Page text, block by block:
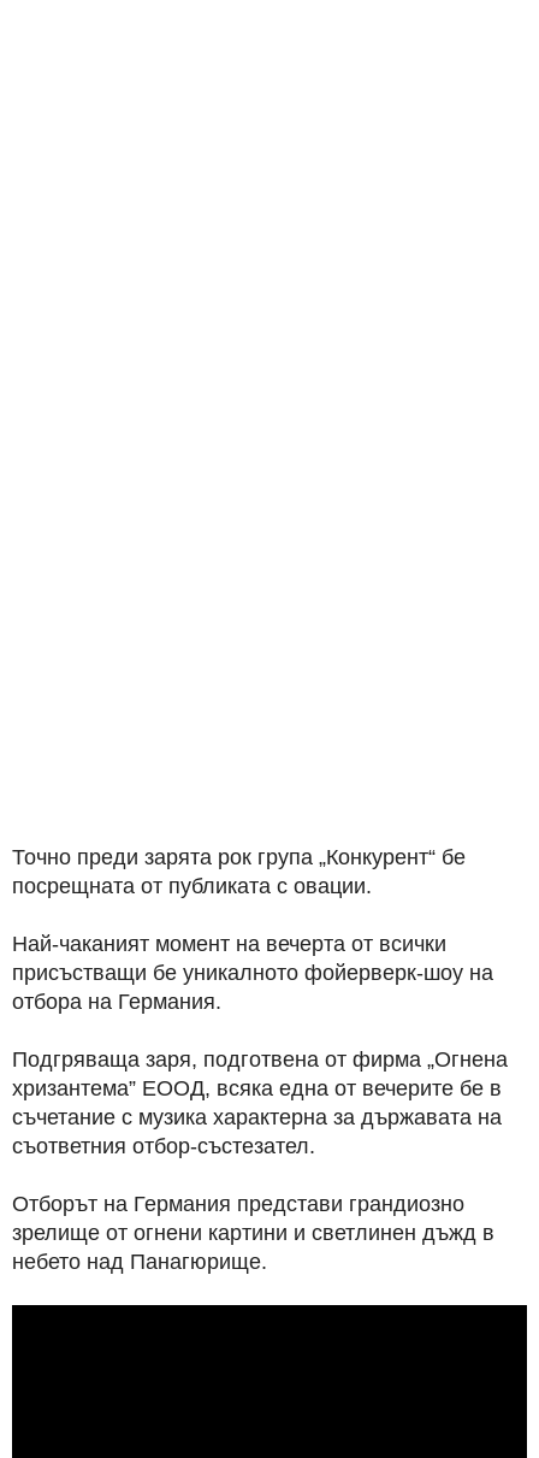
Точно преди зарята рок група „Конкурент“ бе
посрещната от публиката с овации.
Най-чаканият момент на вечерта от всички
присъстващи бе уникалното фойерверк-шоу на
отбора на Германия.
Подгряваща заря, подготвена от фирма „Огнена
хризантема” ЕООД, всяка една от вечерите бе в
съчетание с музика характерна за държавата на
съответния отбор-състезател.
Отборът на Германия представи грандиозно
зрелище от огнени картини и светлинен дъжд в
небето над Панагюрище.